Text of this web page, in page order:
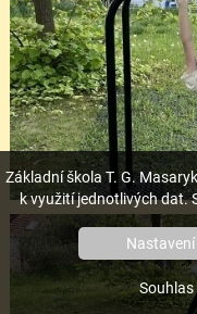
Základní škola T. G.
k využití jednotlivých dat.
Nastavení